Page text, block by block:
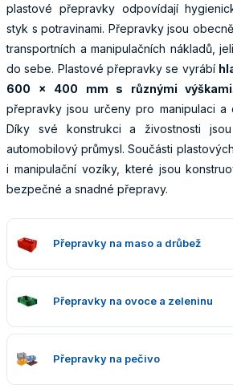
plastové přepravky odpovídají
styk s potravinami. Přepravky jsou
transportních a manipulačních nákladů,
do sebe. Plastové přepravky se vyrábí
600 x 400 mm s různými výškami
přepravky jsou určeny pro manipulaci a
Díky své konstrukci a živostnosti
automobilový průmysl. Součásti
i manipulační vozíky, které jsou
bezpečné a snadné přepravy.
Obaly
Přepravky na maso a drůbež
Přepravky na ovoce a zeleninu
Přepravky na pečivo